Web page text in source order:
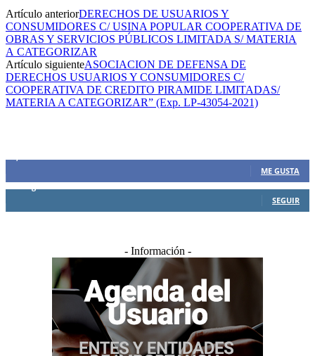
Artículo anteriorDERECHOS DE USUARIOS Y
CONSUMIDORES C/ USINA POPULAR COOPERATIVA DE
OBRAS Y SERVICIOS PÚBLICOS LIMITADA S/ MATERIA
A CATEGORIZAR
Artículo siguienteASOCIACION DE DEFENSA DE
DERECHOS USUARIOS Y CONSUMIDORES C/
COOPERATIVA DE CREDITO PIRAMIDE LIMITADAS/
MATERIA A CATEGORIZAR” (Exp. LP-43054-2021)
ME GUSTA
0 Seguidores
SEGUIR
- Información -